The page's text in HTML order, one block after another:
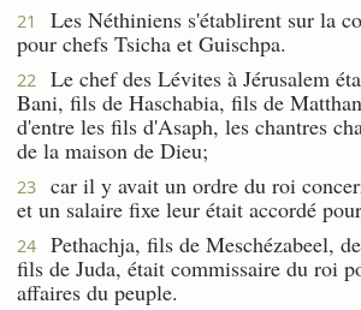
21
Les Néthiniens s'établirent sur la
pour chefs Tsicha et Guischpa.
22
Le chef des Lévites à Jérusalem
Bani, fils de Haschabia, fils de
d'entre les fils d'Asaph, les chantres
de la maison de Dieu;
23
car il y avait un ordre du roi
et un salaire fixe leur était accordé
24
Pethachja, fils de Meschézabeel,
fils de Juda, était commissaire du roi
affaires du peuple.